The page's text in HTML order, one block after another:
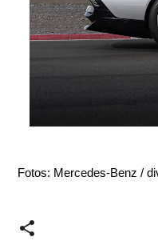
Fotos: Mercedes-Benz /